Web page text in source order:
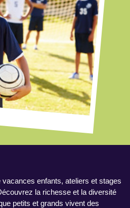
enfants, ateliers et stages
la richesse et la diversité
petits et grands vivent des